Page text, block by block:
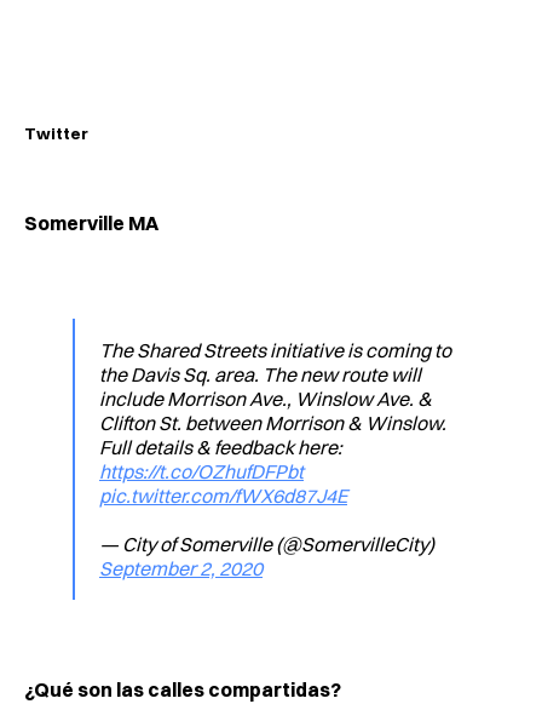
Twitter
Somerville MA
The Shared Streets initiative is coming to
the Davis Sq. area. The new route will
include Morrison Ave., Winslow Ave. &
Clifton St. between Morrison & Winslow.
Full details & feedback here:
https://t.co/OZhufDFPbt
pic.twitter.com/fWX6d87J4E
— City of Somerville (@SomervilleCity)
September 2, 2020
¿Qué son las calles compartidas?